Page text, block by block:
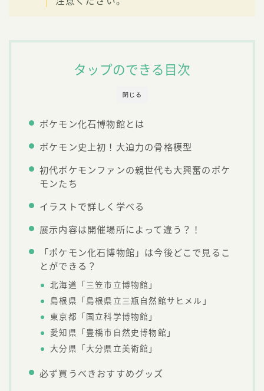
閉じる
タップのできる目次
ポケモン化石博物館とは
ポケモン史上初！大迫力の骨格模型
初代ポケモンファンの親世代も大興奮のポケ
モンたち
イラストで詳しく学べる
展示内容は開催場所によって違う？！
「ポケモン化石博物館」は今後どこで見るこ
とができる？
北海道「三笠市立博物館」
島根県「島根県立三瓶自然館サヒメル」
東京都「国立科学博物館」
愛知県「豊橋市自然史博物館」
大分県「大分県立美術館」
必ず買うべきおすすめグッズ